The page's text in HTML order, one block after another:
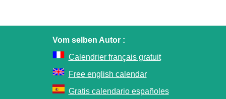
Vom selben Autor :
Calendrier français gratuit
Free english calendar
Gratis calendario españoles